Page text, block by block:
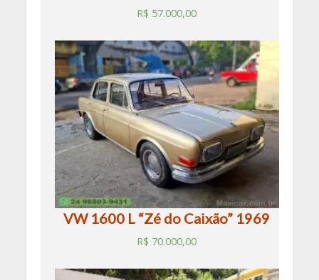
R$ 57.000,00
VW 1600 L “Zé do Caixão” 1969
R$ 70.000,00